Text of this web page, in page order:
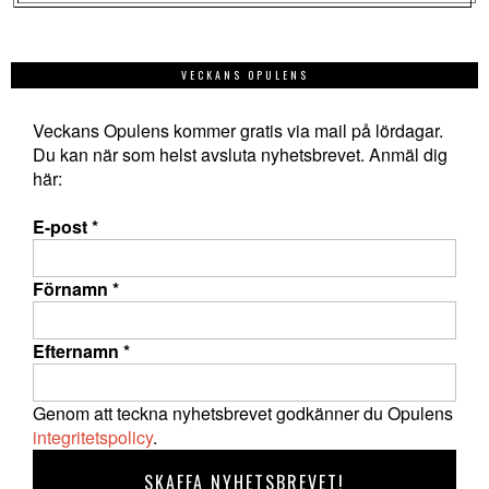
VECKANS OPULENS
Veckans Opulens kommer gratis via mail på lördagar.
Du kan när som helst avsluta nyhetsbrevet. Anmäl dig
här:
E-post*
Förnamn *
Efternamn *
Genom att teckna nyhetsbrevet godkänner du Opulens
integritetspolicy.